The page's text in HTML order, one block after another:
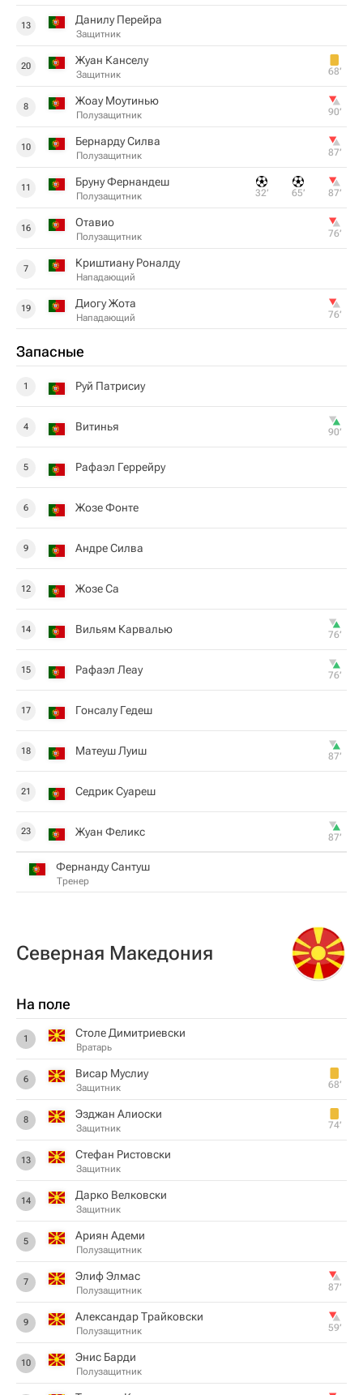
13 Данилу Перейра
Защитник
20 Жуан Канселу
Защитник 68‎’‎
8 Жоау Моутинью
Полузащитник 90‎’‎
10 Бернарду Силва
Полузащитник 87‎’‎
11 Бруну Фернандеш
Полузащитник 32‎’‎ 65‎’‎ 87‎’‎
16 Отавио
Полузащитник 76‎’‎
7 Криштиану Роналду
Нападающий
19 Диогу Жота
Нападающий 76‎’‎
Запасные
1 Руй Патрисиу
4 Витинья 90‎’‎
5 Рафаэл Геррейру
6 Жозе Фонте
9 Андре Силва
12 Жозе Са
14 Вильям Карвалью 76‎’‎
15 Рафаэл Леау 76‎’‎
17 Гонсалу Гедеш
18 Матеуш Луиш 87‎’‎
21 Седрик Суареш
23 Жуан Феликс 87‎’‎
Фернанду Сантуш
Тренер
Северная Македония
На поле
1 Столе Димитриевски
Вратарь
6 Висар Муслиу
Защитник 68‎’‎
8 Эзджан Алиоски
Защитник 74‎’‎
13 Стефан Ристовски
Защитник
14 Дарко Велковски
Защитник
5 Ариян Адеми
Полузащитник
7 Элиф Элмас
Полузащитник 87‎’‎
9 Александар Трайковски
Полузащитник 59‎’‎
10 Энис Барди
Полузащитник